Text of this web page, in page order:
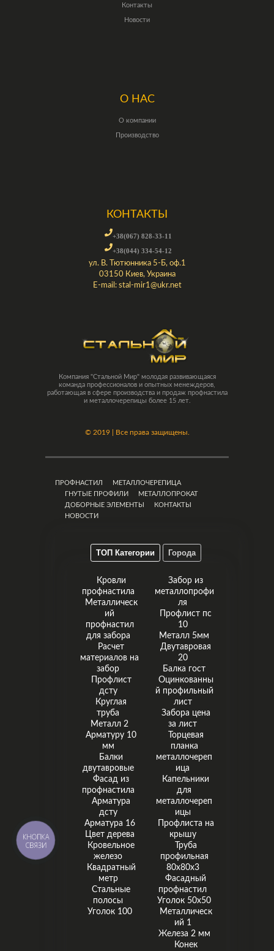
Контакты
Новости
О НАС
О компании
Производство
КОНТАКТЫ
+38(067) 828-33-11
+38(044) 334-54-12
ул. В. Тютюнника 5-Б, оф.1
03150 Киев, Украина
E-mail: stal-mir1@ukr.net
Компания "Стальной Мир" молодая развивающаяся
команда профессионалов и опытных менеждеров,
работающая в сфере производства и продаж профнастила
и металлочерепицы более 15 лет.
© 2019 | Все права защищены.
ПРОФНАСТИЛ
МЕТАЛЛОЧЕРЕПИЦА
ГНУТЫЕ ПРОФИЛИ
МЕТАЛЛОПРОКАТ
ДОБОРНЫЕ ЭЛЕМЕНТЫ
КОНТАКТЫ
НОВОСТИ
ТОП Категории Города
Кровли
профнастила
Металлическ
ий
профнастил
для забора
Расчет
материалов на
забор
Профлист
дсту
Круглая
труба
Металл 2
Арматуру 10
мм
Балки
двутавровые
Забор из
металлопрофи
ля
Профлист пс
10
Металл 5мм
Двутавровая
20
Балка гост
Оцинкованны
й профильный
лист
Забора цена
за лист
Торцевая
планка
металлочереп
ица
Фасад из
профнастила
Арматура
дсту
Арматура 16
Цвет дерева
Кровельное
железо
Квадратный
метр
Стальные
полосы
Уголок 100
Капельники
для
металлочереп
ицы
Профлиста на
крышу
Труба
профильная
80х80х3
Фасадный
профнастил
Уголок 50x50
Металлическ
ий 1
Железа 2 мм
Конек
КНОПКА
СВЯЗИ